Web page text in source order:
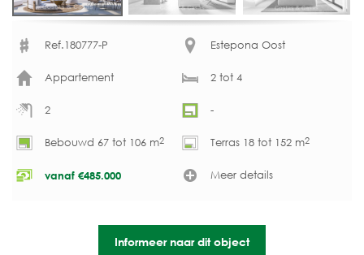
Ref.180777-P Estepona Oost
Appartement 2 tot 4
2 -
Bebouwd 67 tot 106 m2 Terras 18 tot 152 m2
vanaf €485.000 Meer details
Informeer naar dit object